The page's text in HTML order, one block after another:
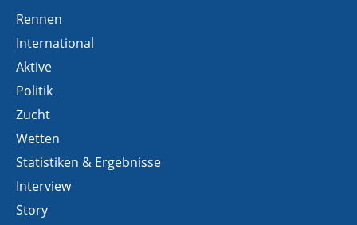
Rennen
International
Aktive
Politik
Zucht
Wetten
Statistiken & Ergebnisse
Interview
Story